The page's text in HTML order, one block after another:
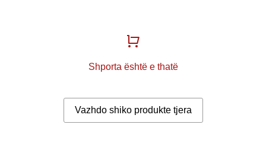
Shporta është e thatë
Vazhdo shiko produkte tjera